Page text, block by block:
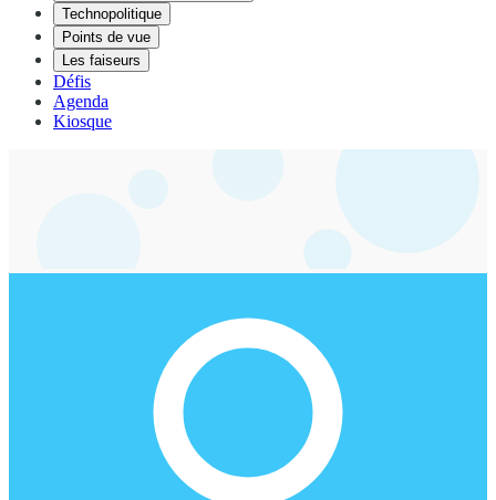
Technopolitique
Points de vue
Les faiseurs
Défis
Agenda
Kiosque